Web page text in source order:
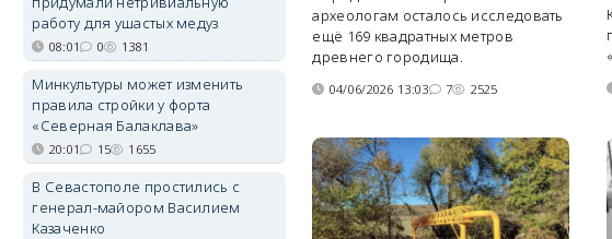
археологам осталось исследовать
ещё 169 квадратных метров
древнего городища.
04/06/2026 13:03 7 2525
работу для ушастых медуз
08:01 0 1381
Минкультуры может изменить
правила стройки у форта
«Северная Балаклава»
20:01 15 1655
В Севастополе простились с
генерал-майором Василием
Казаченко